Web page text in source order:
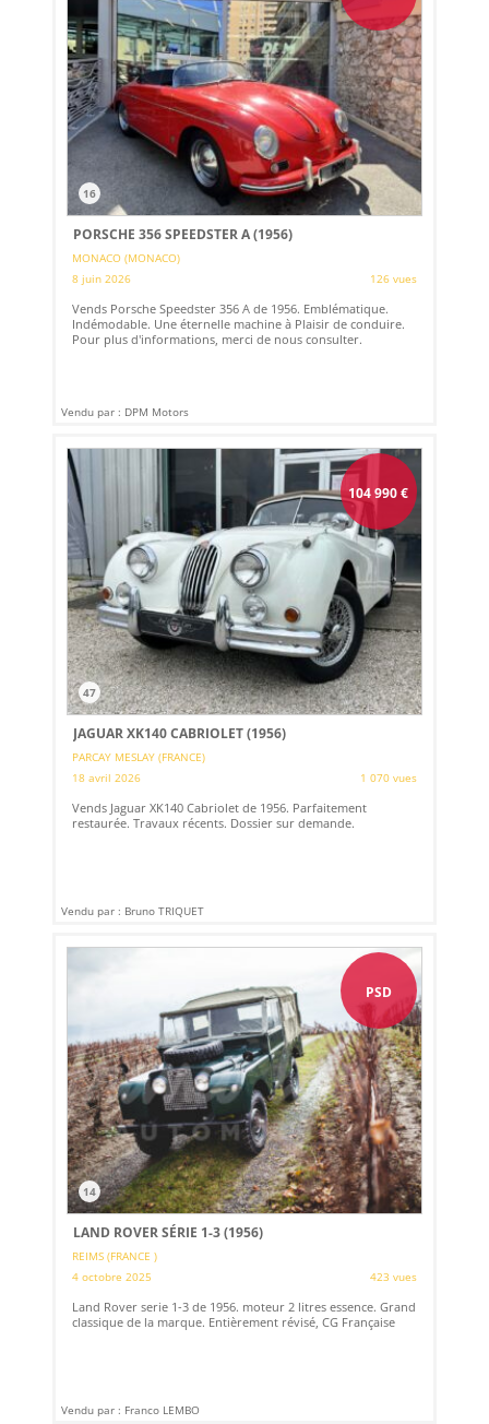
16
PORSCHE 356 SPEEDSTER A (1956)
MONACO (MONACO)
8 juin 2026
126 vues
Vends Porsche Speedster 356 A de 1956. Emblématique.
Indémodable. Une éternelle machine à Plaisir de conduire.
Pour plus d'informations, merci de nous consulter.
Vendu par : DPM Motors
104 990€
47
JAGUAR XK140 CABRIOLET (1956)
PARCAY MESLAY (FRANCE)
18 avril 2026
1 070 vues
Vends Jaguar XK140 Cabriolet de 1956. Parfaitement
restaurée. Travaux récents. Dossier sur demande.
Vendu par : Bruno TRIQUET
PSD
14
LAND ROVER SÉRIE 1-3 (1956)
REIMS (FRANCE )
4 octobre 2025
423 vues
Land Rover serie 1-3 de 1956. moteur 2 litres essence. Grand
classique de la marque. Entièrement révisé, CG Française
Vendu par : Franco LEMBO